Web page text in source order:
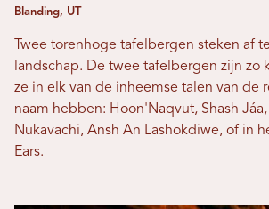
Blanding, UT
Twee torenhoge tafelbergen steken af
landschap. De twee tafelbergen zijn zo
ze in elk van de inheemse talen van de
naam hebben: Hoon'Naqvut, Shash
Nukavachi, Ansh An Lashokdiwe, of in
Ears.